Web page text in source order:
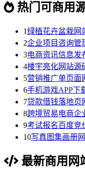
热门可商用
1绿植花卉盆栽网
2企业项目咨询管
3电商资讯信息发
4楼宇亮化网站源
5营销推广单页面
6手机游戏APP下
7贷款借钱落地页
8跨境贸易电商企
9考试报名百度竞
10写真图集画册
最新商用网